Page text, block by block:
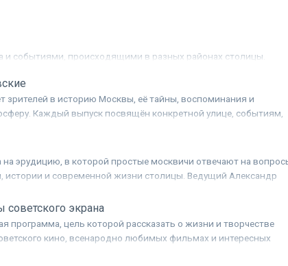
событиями, происходящими в разных районах столицы.
зрителей в историю Москвы, её тайны, воспоминания и
Каждый выпуск посвящён конкретной улице, событиям,
На прогулке с ведущим проекта, актёром Андреем
что скрывается за привычными названиями и фасадами, и как
историю.
на эрудицию, в которой простые москвичи отвечают на
истории и современной жизни столицы. Ведущий Александр
советского экрана
программа, цель которой рассказать о жизни и творчестве
кино, всенародно любимых фильмах и интересных